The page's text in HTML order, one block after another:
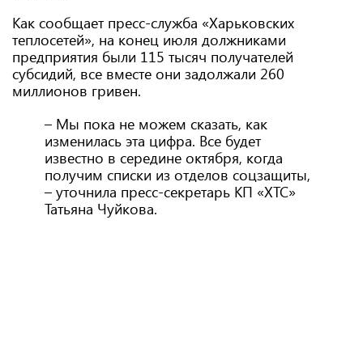
Как сообщает пресс-служба «Харьковских
теплосетей», на конец июля должниками
предприятия были 115 тысяч получателей
субсидий, все вместе они задолжали 260
миллионов гривен.
– Мы пока не можем сказать, как
изменилась эта цифра. Все будет
известно в середине октября, когда
получим списки из отделов соцзащиты,
– уточнила пресс-секретарь КП «ХТС»
Татьяна Чуйкова.